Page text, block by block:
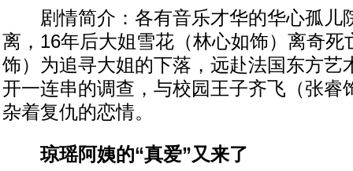
剧情简介：各有音乐才华的华心孤儿
离，16年后大姐雪花（林心如饰）离奇死
饰）为追寻大姐的下落，远赴法国东方艺
开一连串的调查，与校园王子齐飞（张睿
杂着复仇的恋情。
琼瑶阿姨的“真爱”又来了